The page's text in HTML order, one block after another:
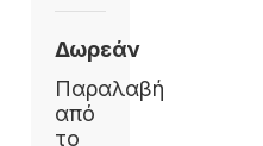
Δωρεάν
Παραλαβή
από
το